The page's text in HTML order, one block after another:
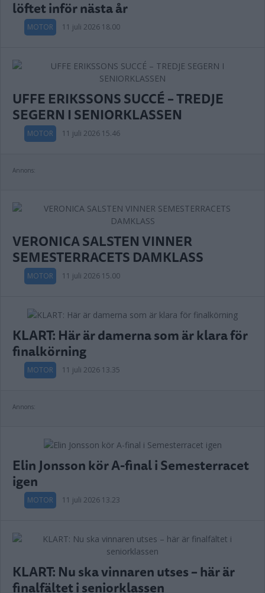
löftet inför nästa år
MOTOR 11 juli 2026 18.00
UFFE ERIKSSONS SUCCÉ – TREDJE
SEGERN I SENIORKLASSEN
MOTOR 11 juli 2026 15.46
Annons:
VERONICA SALSTEN VINNER
SEMESTERRACETS DAMKLASS
MOTOR 11 juli 2026 15.00
KLART: Här är damerna som är klara för
finalkörning
MOTOR 11 juli 2026 13.35
Annons:
Elin Jonsson kör A-final i Semesterracet
igen
MOTOR 11 juli 2026 13.23
KLART: Nu ska vinnaren utses – här är
finalfältet i seniorklassen